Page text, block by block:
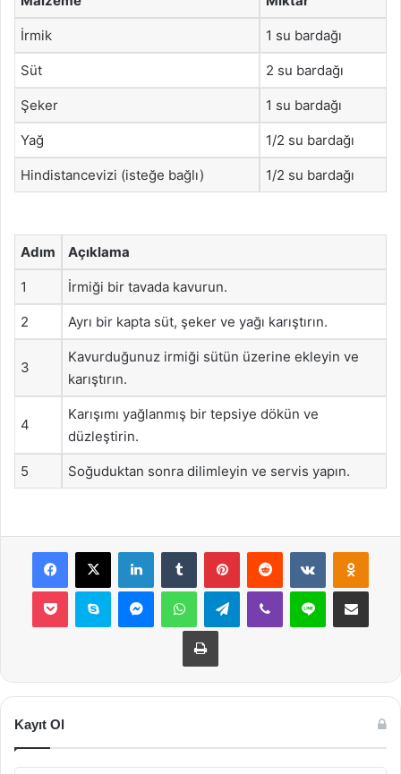
İrmik 1 su bardağı
Süt 2 su bardağı
Şeker 1 su bardağı
Yağ 1/2 su bardağı
Hindistancevizi (isteğe bağlı) 1/2 su bardağı
Adım Açıklama
1 İrmiği bir tavada kavurun.
2 Ayrı bir kapta süt, şeker ve yağı karıştırın.
3
Kavurduğunuz irmiği sütün üzerine ekleyin ve
karıştırın.
4
Karışımı yağlanmış bir tepsiye dökün ve
düzleştirin.
5 Soğuduktan sonra dilimleyin ve servis yapın.
Facebook
X LinkedInTumblr PinterestReddit VKontakte
Pocket Skype MessengerWhatsAppTelegramViber Line E-Posta ile
Yazdır
Kayıt Ol